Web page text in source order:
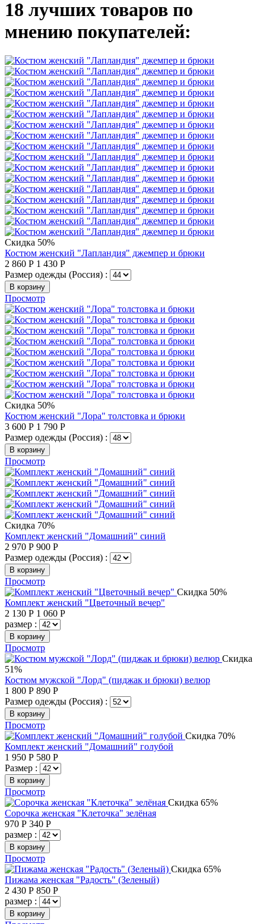
18 лучших товаров по
мнению покупателей:
Скидка 50%
Костюм женский "Лапландия" джемпер и брюки
2 860 Р 1 430 Р
Размер одежды (Россия) :
В корзину
Просмотр
Скидка 50%
Костюм женский "Лора" толстовка и брюки
3 600 Р 1 790 Р
Размер одежды (Россия) :
В корзину
Просмотр
Скидка 70%
Комплект женский "Домашний" синий
2 970 Р 900 Р
Размер одежды (Россия) :
В корзину
Просмотр
Скидка 50%
Комплект женский "Цветочный вечер"
2 130 Р 1 060 Р
размер :
В корзину
Просмотр
Скидка
51%
Костюм мужской "Лорд" (пиджак и брюки) велюр
1 800 Р 890 Р
Размер одежды (Россия) :
В корзину
Просмотр
Скидка 70%
Комплект женский "Домашний" голубой
1 950 Р 580 Р
Размер :
В корзину
Просмотр
Скидка 65%
Сорочка женская "Клеточка" зелёная
970 Р 340 Р
размер :
В корзину
Просмотр
Скидка 65%
Пижама женская "Радость" (Зеленый)
2 430 Р 850 Р
размер :
В корзину